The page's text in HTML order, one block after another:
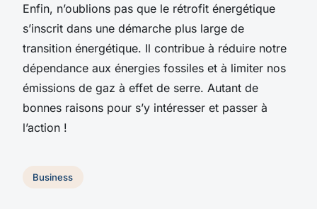
Enfin, n’oublions pas que le rétrofit énergétique
s’inscrit dans une démarche plus large de
transition énergétique. Il contribue à réduire notre
dépendance aux énergies fossiles et à limiter nos
émissions de gaz à effet de serre. Autant de
bonnes raisons pour s’y intéresser et passer à
l’action !
Business